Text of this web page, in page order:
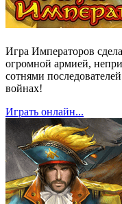
Игра Императоров
огромной армией,
сотнями
войнах!
Играть онлайн...